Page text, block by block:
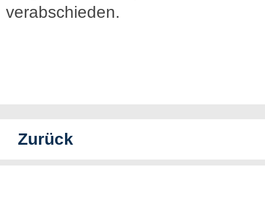
verabschieden.
Zurück